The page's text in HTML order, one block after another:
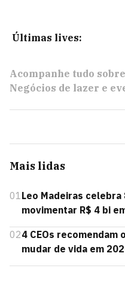
Últimas lives:
Acompanhe tudo
Negócios de lazer e
Mais lidas
01Leo Madeiras
movimentar R$ 4 bi
024 CEOs
mudar de vida em